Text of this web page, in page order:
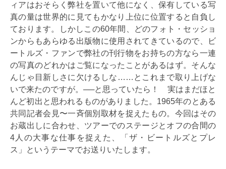
ィアはおそらく弊社を置いて他になく、保有している写
真の量は世界的に見てもかなり上位に位置すると自負し
ております。しかしこの60年間、どのフォト・セッショ
ンからもあらゆる出版物に使用されてきているので、ビ
ートルズ・ファンで弊社の刊行物をお持ちの方なら一連
の写真のどれかはご覧になったことがあるはず。そんな
んじゃ目新しさに欠けるしな……とこれまで取り上げな
いで来たのですが。──と思っていたら！ 実はまだほと
んど初出と思われるものがありました。1965年のとある
共同記者会見〜一斉個別取材を捉えたもの。今回はその
お蔵出しに合わせ、ツアーでのステージとオフの合間の
4人の大事な仕事を捉えた、「ザ・ビートルズとプレ
ス」というテーマでお送りいたします。